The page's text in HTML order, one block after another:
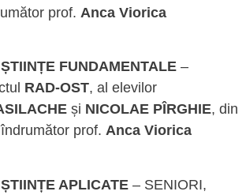
prof. Anca Viorica
ȘTIINȚE FUNDAMENTALE –
RAD-OST, al elevilor
și NICOLAE PÎRGHIE, din
prof. Anca Viorica
ȘTIINȚE APLICATE – SENIORI,